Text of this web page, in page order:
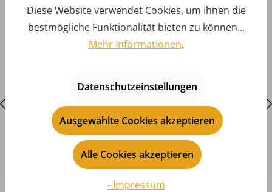
Durchschnittliche Bewertung von 5 von 5 Sternen
Winter - Anbaulandschaft rechts von
Hubrig Volkskunst
Diese Website verwendet Cookies, um Ihnen die
bestmögliche Funktionalität bieten zu können...
Mehr Informationen.
Datenschutzeinstellungen
Ausgewählte Cookies akzeptieren
Alle Cookies akzeptieren
- Impressum